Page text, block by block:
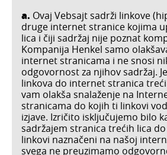
a. Ovaj Vebsajt sadrži linkove
druge internet stranice kojima
lica i čiji sadržaj nije poznat
Kompanija Henkel samo
internet stranicama i ne snosi
odgovornost za njihov sadržaj.
linkova do internet stranica
vam olakša snalaženje na
stranicama do kojih ti linkovi
izjave. Izričito isključujemo bilo
sadržajem stranica trećih lica
linkovi naznačeni na našoj
svega ne preuzimamo